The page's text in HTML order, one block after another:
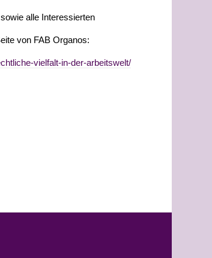
alle Interessierten
von FAB Organos:
vielfalt-in-der-arbeitswelt/